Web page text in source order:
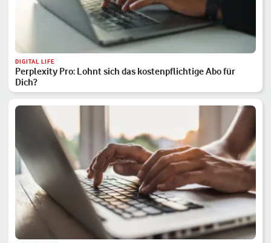
DIGITAL LIFE
Perplexity Pro: Lohnt sich das kostenpflichtige Abo für
Dich?